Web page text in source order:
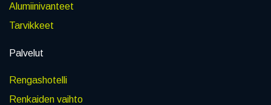
Alumiinivanteet
Tarvikkeet
Palvelut
Rengashotelli
Renkaiden vaihto